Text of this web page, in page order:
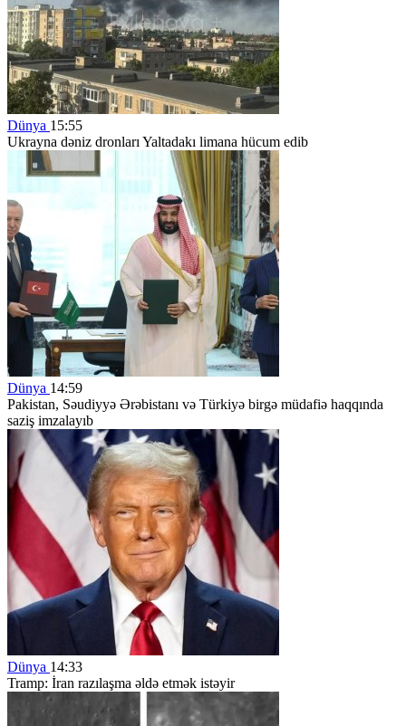
Dünya 15:55
Ukrayna dəniz dronları Yaltadakı limana hücum edib
Dünya 14:59
Pakistan, Səudiyyə Ərəbistanı və Türkiyə birgə müdafiə haqqında
saziş imzalayıb
Dünya 14:33
Tramp: İran razılaşma əldə etmək istəyir